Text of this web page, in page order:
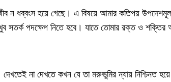
ন ধব্বংস হয়ে গেছে। এ বিষয়ে আমার কতিপয়
সতর্ক পদক্ষেপ নিতে হবে। যাতে তোমার রক্ত ও
না দেখতে কখন যে তা মরুভুমির ন্যায় নিশ্চিনত